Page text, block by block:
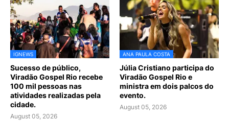
IGNEWS
Sucesso de público,
Viradão Gospel Rio recebe
100 mil pessoas nas
atividades realizadas pela
cidade.
August 05, 2026
ANA PAULA COSTA
Júlia Cristiano participa do
Viradão Gospel Rio e
ministra em dois palcos do
evento.
August 05, 2026